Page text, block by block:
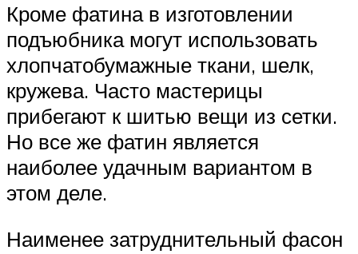
Кроме фатина в изготовлении
подъюбника могут использовать
хлопчатобумажные ткани, шелк,
кружева. Часто мастерицы
прибегают к шитью вещи из сетки.
Но все же фатин является
наиболее удачным вариантом в
этом деле.
Наименее затруднительный фасон